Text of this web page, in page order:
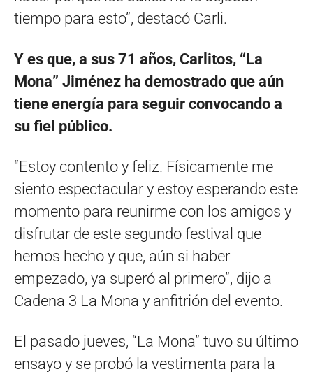
tiempo para esto”, destacó Carli.
Y es que, a sus 71 años, Carlitos, “La
Mona” Jiménez ha demostrado que aún
tiene energía para seguir convocando a
su fiel público.
“Estoy contento y feliz. Físicamente me
siento espectacular y estoy esperando este
momento para reunirme con los amigos y
disfrutar de este segundo festival que
hemos hecho y que, aún si haber
empezado, ya superó al primero”, dijo a
Cadena 3 La Mona y anfitrión del evento.
El pasado jueves, “La Mona” tuvo su último
ensayo y se probó la vestimenta para la